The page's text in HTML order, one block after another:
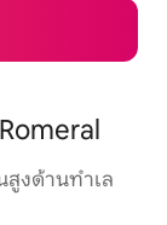
สูงด้านทำเล